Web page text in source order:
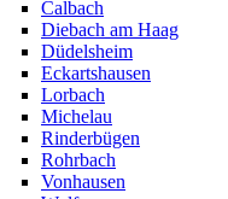
Calbach
Diebach am Haag
Düdelsheim
Eckartshausen
Lorbach
Michelau
Rinderbügen
Rohrbach
Vonhausen